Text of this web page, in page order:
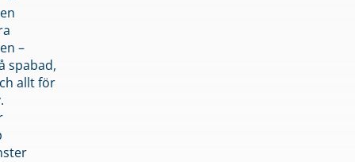
–
spabad,
allt för